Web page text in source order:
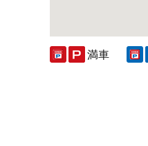
満車